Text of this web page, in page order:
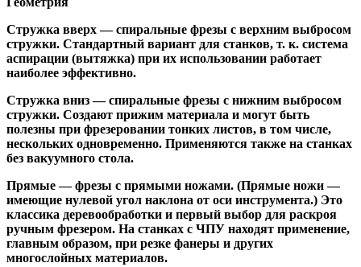
Стружка вверх— спиральные фрезы с верхним выбросом
стружки. Стандартный вариант для станков, т. к. система
аспирации (вытяжка) при их использовании работает
наиболее эффективно.
Стружка вниз— спиральные фрезы с нижним выбросом
стружки. Создают прижим материала и могут быть
полезны при фрезеровании тонких листов, в том числе,
нескольких одновременно. Применяются также на станках
без вакуумного стола.
Прямые— фрезы с прямыми ножами. (Прямые ножи —
имеющие нулевой угол наклона от оси инструмента.) Это
классика деревообработки и первый выбор для раскроя
ручным фрезером. На станках с ЧПУ находят применение,
главным образом, при резке фанеры и других
многослойных материалов.